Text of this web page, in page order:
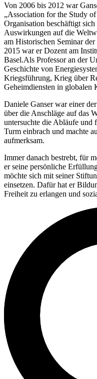
Von 2006 bis 2012 war
„Association for the Study
Organisation beschäftigt
Auswirkungen auf die
am Historischen Seminar
2015 war er Dozent am
Basel.Als Professor an der
Geschichte von
Kriegsführung, Krieg über
Geheimdiensten in globalen
Daniele Ganser war einer
über die Anschläge auf das
untersuchte die Abläufe und
Turm einbrach und machte
aufmerksam.
Immer danach bestrebt, für
er seine persönliche
möchte sich mit seiner
einsetzen. Dafür hat er
Freiheit zu erlangen und